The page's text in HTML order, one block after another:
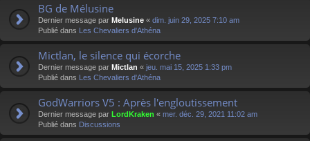
BG de Mélusine
Dernier message par Melusine « dim. juin 29, 2025 7:10 am
Publié dans Les Chevaliers d'Athéna
Mictlan, le silence qui écorche
Dernier message par Mictlan « jeu. mai 15, 2025 1:33 pm
Publié dans Les Chevaliers d'Athéna
GodWarriors V5 : Après l'engloutissement
Dernier message par LordKraken « mer. déc. 29, 2021 11:02 am
Publié dans Discussions